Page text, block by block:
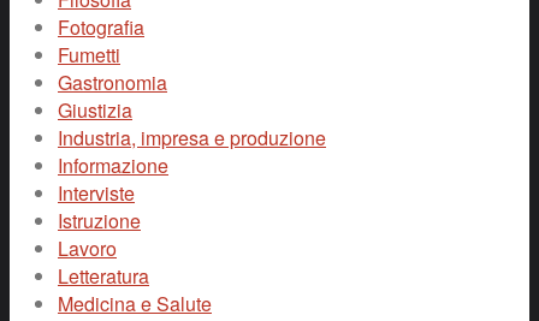
Fotografia
Fumetti
Gastronomia
Giustizia
Industria, impresa e produzione
Informazione
Interviste
Istruzione
Lavoro
Letteratura
Medicina e Salute